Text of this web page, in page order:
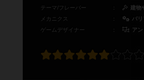
テーマ/フレーバー ： 建物
メカニクス
：
バ
ゲームデザイナー
： ア